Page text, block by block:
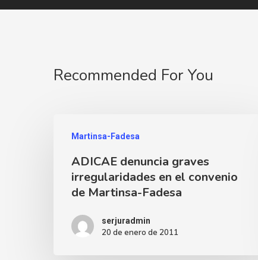
Recommended For You
Martinsa-Fadesa
ADICAE denuncia graves
irregularidades en el convenio
de Martinsa-Fadesa
serjuradmin
20 de enero de 2011